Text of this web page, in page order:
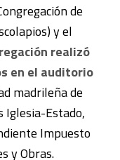
de
y el
realizó
en el auditorio
madrileña de
Iglesia-Estado,
Impuesto
y Obras.